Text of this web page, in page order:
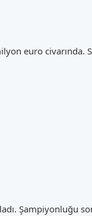
euro civarında.
Şampiyonluğu